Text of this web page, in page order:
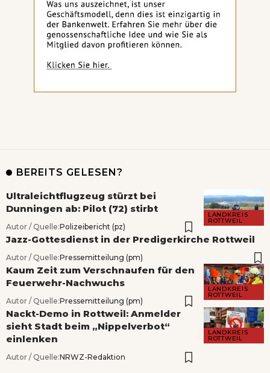
BEREITS GELESEN?
LANDKREIS
ROTTWEIL
Ultraleichtflugzeug stürzt bei
Dunningen ab: Pilot (72) stirbt
Autor / Quelle:Polizeibericht (pz)
Jazz-Gottesdienst in der Predigerkirche Rottweil
Autor / Quelle:Pressemitteilung (pm)
LANDKREIS
ROTTWEIL
Kaum Zeit zum Verschnaufen für den
Feuerwehr-Nachwuchs
Autor / Quelle:Pressemitteilung (pm)
LANDKREIS
ROTTWEIL
Nackt-Demo in Rottweil: Anmelder
sieht Stadt beim „Nippelverbot“
einlenken
Autor / Quelle:NRWZ-Redaktion